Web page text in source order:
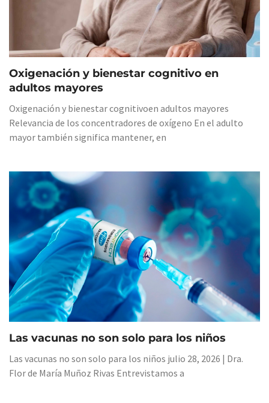
Oxigenación y bienestar cognitivo en
adultos mayores
Oxigenación y bienestar cognitivoen adultos mayores
Relevancia de los concentradores de oxígeno En el adulto
mayor también significa mantener, en
Las vacunas no son solo para los niños
Las vacunas no son solo para los niños julio 28, 2026 | Dra.
Flor de María Muñoz Rivas Entrevistamos a